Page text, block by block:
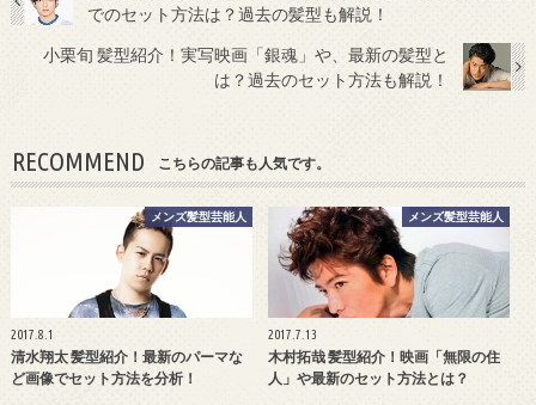
でのセット方法は？過去の髪型も解説！
小栗旬 髪型紹介！実写映画「銀魂」や、最新の髪型と
は？過去のセット方法も解説！
RECOMMEND こちらの記事も人気です。
メンズ髪型芸能人
2017.8.1
清水翔太 髪型紹介！最新のパーマな
ど画像でセット方法を分析！
メンズ髪型芸能人
2017.7.13
木村拓哉 髪型紹介！映画「無限の住
人」や最新のセット方法とは？